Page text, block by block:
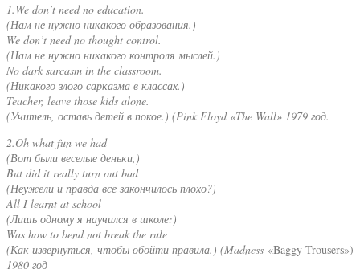
1.We don’t need no education.
(Нам не нужно никакого образования.)
We don’t need no thought control.
(Нам не нужно никакого контроля мыслей.)
No dark sarcasm in the classroom.
(Никакого злого сарказма в классах.)
Teacher, leave those kids alone.
(Учитель, оставь детей в покое.) (Pink Floyd «The Wall» 1979 год.
2.Oh what fun we had
(Вот были веселые деньки,)
But did it really turn out bad
(Неужели и правда все закончилось плохо?)
All I learnt at school
(Лишь одному я научился в школе:)
Was how to bend not break the rule
(Как извернуться, чтобы обойти правила.) (Madness «Baggy Trousers»)
1980 год